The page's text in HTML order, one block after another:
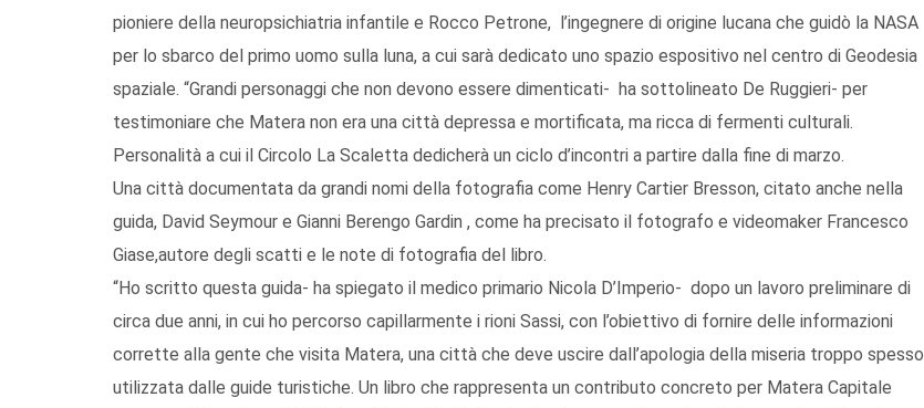
pioniere della neuropsichiatria infantile e Rocco Petrone, l’ingegnere di origine lucana che guidò la NASA
per lo sbarco del primo uomo sulla luna, a cui sarà dedicato uno spazio espositivo nel centro di Geodesia
spaziale. “Grandi personaggi che non devono essere dimenticati- ha sottolineato De Ruggieri- per
testimoniare che Matera non era una città depressa e mortificata, ma ricca di fermenti culturali.
Personalità a cui il Circolo La Scaletta dedicherà un ciclo d’incontri a partire dalla fine di marzo.
Una città documentata da grandi nomi della fotografia come Henry Cartier Bresson, citato anche nella
guida, David Seymour e Gianni Berengo Gardin , come ha precisato il fotografo e videomaker Francesco
Giase,autore degli scatti e le note di fotografia del libro.
“Ho scritto questa guida- ha spiegato il medico primario Nicola D’Imperio- dopo un lavoro preliminare di
circa due anni, in cui ho percorso capillarmente i rioni Sassi, con l’obiettivo di fornire delle informazioni
corrette alla gente che visita Matera, una città che deve uscire dall’apologia della miseria troppo spesso
utilizzata dalle guide turistiche. Un libro che rappresenta un contributo concreto per Matera Capitale